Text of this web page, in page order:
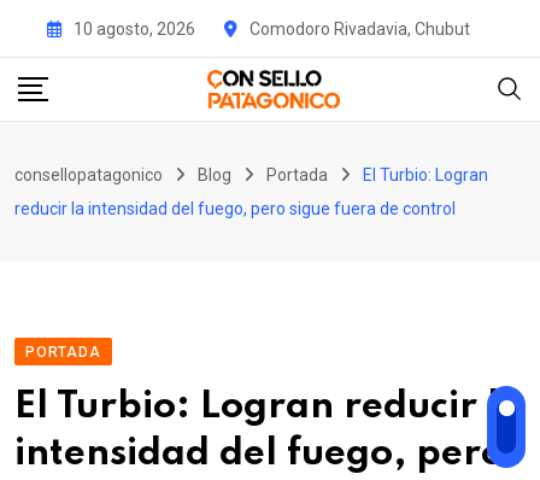
content
10 agosto, 2026 Comodoro Rivadavia, Chubut
consellopatagonico Blog Portada
El Turbio: Logran
reducir la intensidad del fuego, pero sigue fuera de control
PORTADA
El Turbio: Logran reducir la
intensidad del fuego, pero